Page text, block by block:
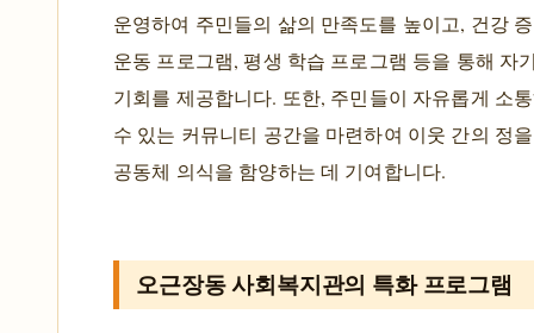
운영하여 주민들의 삶의 만족도를 높이고, 건강
운동 프로그램, 평생 학습 프로그램 등을 통해 자
기회를 제공합니다. 또한, 주민들이 자유롭게 소
수 있는 커뮤니티 공간을 마련하여 이웃 간의 정
공동체 의식을 함양하는 데 기여합니다.
오근장동 사회복지관의 특화 프로그램